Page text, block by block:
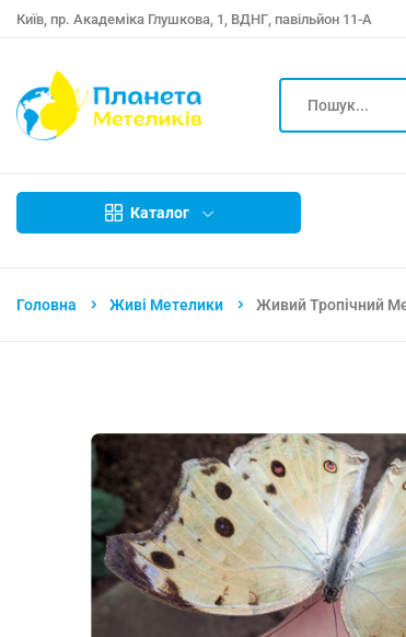
Київ, пр. Академіка Глушкова, 1, ВДНГ, павільйон 11-А
Каталог
Головна Живі Метелики Живий Тропічний